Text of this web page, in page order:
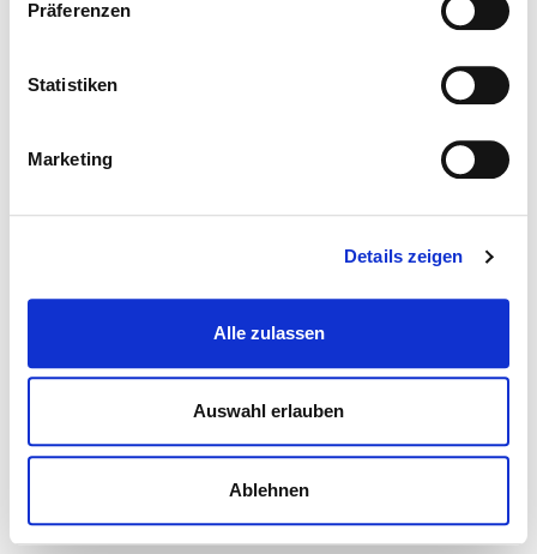
Präferenzen
Statistiken
Marketing
Details zeigen
Alle zulassen
Auswahl erlauben
Ablehnen